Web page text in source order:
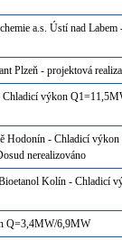
a.s. Ústí nad
Plzeň - projektová
Chladicí výkon
Hodonín - Chladicí
nerealizováno
Kolín - Chladicí
Q=3,4MW/6,9MW